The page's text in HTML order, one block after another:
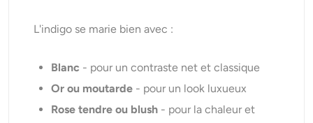
L'indigo se marie bien avec :
Blanc - pour un contraste net et classique
Or ou moutarde - pour un look luxueux
Rose tendre ou blush - pour la chaleur et